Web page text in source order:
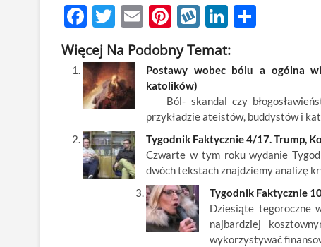
F
ac
e
b
o
o
k
T
w
itt
er
E
m
ail
Pi
nt
er
es
t
W
k
p
Li
k
dI
n
ar
Więcej Na Podobny Temat:
Postawy wobec bólu a ogólna
katolików)
Ból- skandal czy
przykładzie ateistów, buddystów i
Tygodnik Faktycznie 4/17. Trump,
Czwarte w tym roku wydanie
dwóch tekstach znajdziemy analizę
Tygodnik Faktycznie
Dziesiąte tegoroczne
najbardziej
wykorzystywać